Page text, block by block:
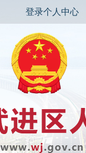
登录个人中心